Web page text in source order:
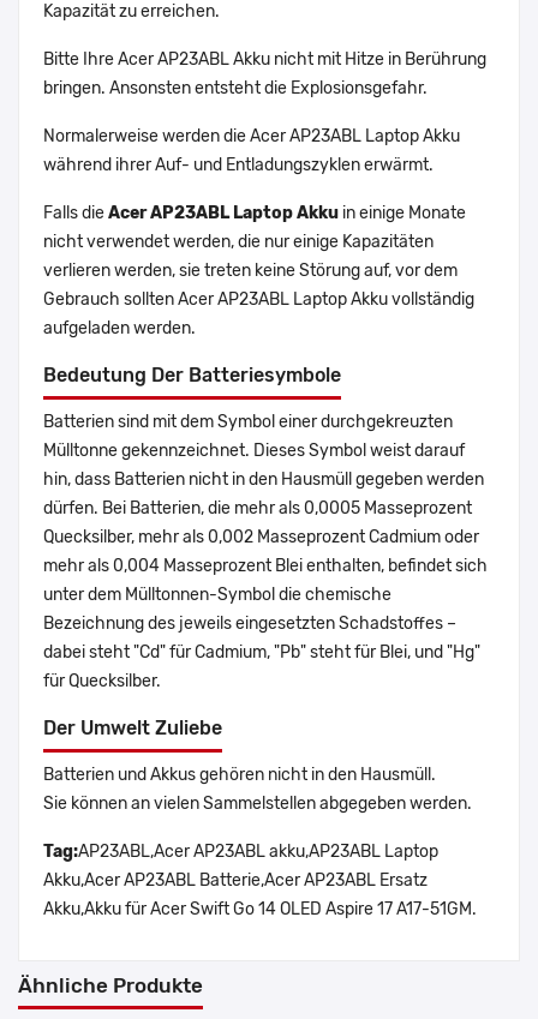
Kapazität zu erreichen.
Bitte Ihre Acer AP23ABL Akku nicht mit Hitze in Berührung
bringen. Ansonsten entsteht die Explosionsgefahr.
Normalerweise werden die Acer AP23ABL Laptop Akku
während ihrer Auf- und Entladungszyklen erwärmt.
Falls dieAcer AP23ABL Laptop Akku in einige Monate
nicht verwendet werden, die nur einige Kapazitäten
verlieren werden, sie treten keine Störung auf, vor dem
Gebrauch sollten Acer AP23ABL Laptop Akku vollständig
aufgeladen werden.
Bedeutung Der Batteriesymbole
Batterien sind mit dem Symbol einer durchgekreuzten
Mülltonne gekennzeichnet. Dieses Symbol weist darauf
hin, dass Batterien nicht in den Hausmüll gegeben werden
dürfen. Bei Batterien, die mehr als 0,0005 Masseprozent
Quecksilber, mehr als 0,002 Masseprozent Cadmium oder
mehr als 0,004 Masseprozent Blei enthalten, befindet sich
unter dem Mülltonnen-Symbol die chemische
Bezeichnung des jeweils eingesetzten Schadstoffes –
dabei steht "Cd" für Cadmium, "Pb" steht für Blei, und "Hg"
für Quecksilber.
Der Umwelt Zuliebe
Batterien und Akkus gehören nicht in den Hausmüll.
Sie können an vielen Sammelstellen abgegeben werden.
Tag:AP23ABL,Acer AP23ABL akku,AP23ABL Laptop
Akku,Acer AP23ABL Batterie,Acer AP23ABL Ersatz
Akku,Akku für Acer Swift Go 14 OLED Aspire 17 A17-51GM.
Ähnliche Produkte